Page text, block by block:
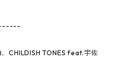
CHILDISH TONES feat.宇佐